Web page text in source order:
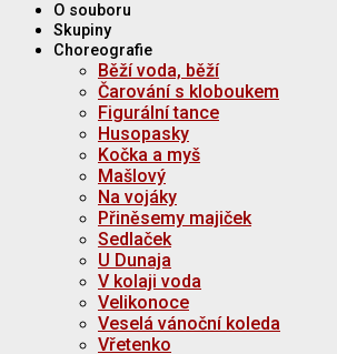
O souboru
Skupiny
Choreografie
Běží voda, běží
Čarování s kloboukem
Figurální tance
Husopasky
Kočka a myš
Mašlový
Na vojáky
Přiněsemy majiček
Sedlaček
U Dunaja
V kolaji voda
Velikonoce
Veselá vánoční koleda
Vřetenko